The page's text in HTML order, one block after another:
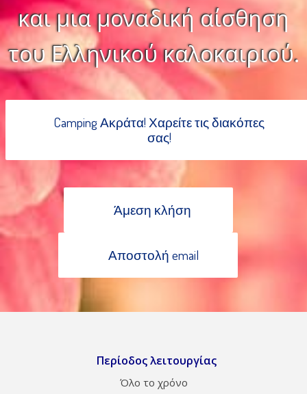
και μια μοναδική αίσθηση
του Ελληνικού καλοκαιριού.
Camping Ακράτα! Χαρείτε τις διακόπες
σας!
Άμεση κλήση
Αποστολή email
Περίοδος λειτουργίας
Όλο το χρόνο